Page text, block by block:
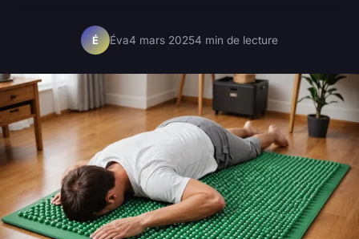
É Éva4 mars 20254 min de lecture